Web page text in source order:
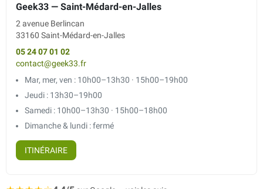
Geek33 — Saint-Médard-en-Jalles
2 avenue Berlincan
33160 Saint-Médard-en-Jalles
05 24 07 01 02
contact@geek33.fr
Mar, mer, ven : 10h00–13h30 · 15h00–19h00
Jeudi : 13h30–19h00
Samedi : 10h00–13h30 · 15h00–18h00
Dimanche & lundi : fermé
ITINÉRAIRE